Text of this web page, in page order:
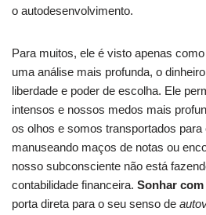
o autodesenvolvimento.
Para muitos, ele é visto apenas
uma análise mais profunda, o
liberdade e poder de escolha. Ele
intensos e nossos medos mais
os olhos e somos transportados
manuseando maços de notas ou
nosso subconsciente não está
contabilidade financeira. Sonhar
porta direta para o seu senso de